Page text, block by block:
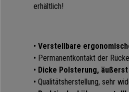
erhältlich!
• Verstellbare
• Permanentkontakt der
• Dicke Polsterung,
• Qualitätsherstellung, sehr